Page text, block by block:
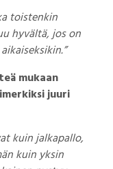
toistenkin
hyvältä, jos on
mukaan
juuri
kuin jalkapallo,
kuin yksin